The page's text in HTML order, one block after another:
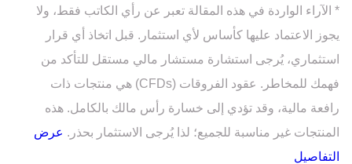
* الآراء الواردة في هذه المقالة تعبر عن رأي الكاتب فقط، ولا
يجوز الاعتماد عليها كأساس لأي استثمار. قبل اتخاذ أي قرار
استثماري، يُرجى استشارة مستشار مالي مستقل للتأكد من
فهمك للمخاطر. عقود الفروقات (CFDs) هي منتجات ذات
رافعة مالية، وقد تؤدي إلى خسارة رأس مالك بالكامل. هذه
المنتجات غير مناسبة للجميع؛ لذا يُرجى الاستثمار بحذر. عرض
التفاصيل